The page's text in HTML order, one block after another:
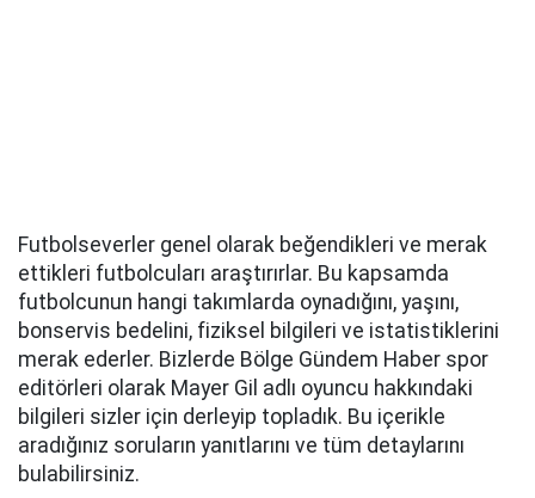
Futbolseverler genel olarak beğendikleri ve merak
ettikleri futbolcuları araştırırlar. Bu kapsamda
futbolcunun hangi takımlarda oynadığını, yaşını,
bonservis bedelini, fiziksel bilgileri ve istatistiklerini
merak ederler. Bizlerde Bölge Gündem Haber spor
editörleri olarak Mayer Gil adlı oyuncu hakkındaki
bilgileri sizler için derleyip topladık. Bu içerikle
aradığınız soruların yanıtlarını ve tüm detaylarını
bulabilirsiniz.